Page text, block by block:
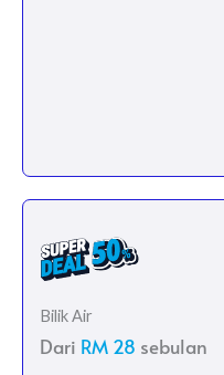
Bilik Air
Dari RM 28 sebulan